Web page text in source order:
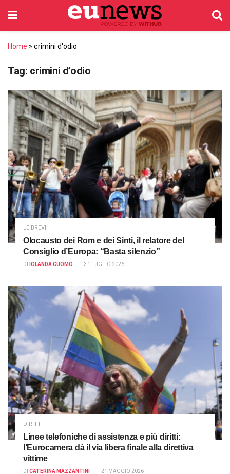
Home » crimini d'odio
Tag: crimini d’odio
LE BREVI
Olocausto dei Rom e dei Sinti, il relatore del
Consiglio d’Europa: “Basta silenzio”
DI IOLANDA CUOMO 31 LUGLIO 2026
DIRITTI
Linee telefoniche di assistenza e più diritti:
l’Eurocamera dà il via libera finale alla direttiva
vittime
DI CATERINA MAZZANTINI 21 MAGGIO 2026